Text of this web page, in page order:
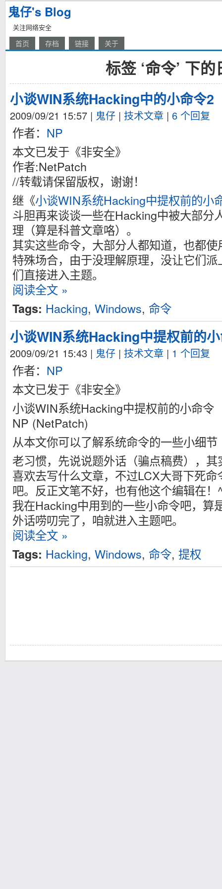
鬼仔's Blog
关注网络安全
首页 存档 链接 关于
标签 ‘命令’ 下的
小谈WIN系统Hacking中的小命令2
2009/09/21 15:57 | 鬼仔 | 技术文章 | 6 个回复
作者： NP
本文已发于《非安全》
作者:NetPatch
//转载请保留版权，谢谢！
继《小谈WIN系统Hacking中提权前的小
斗胆再来谈谈一些在Hacking中被大部分
理（算是科普文章咯）。
其实这些命令，大部分人都知道，也都
特殊场合，由于没理解原理，没让它们
们直接进入主题。
阅读全文 »
Tags: Hacking, Windows, 命令
小谈WIN系统Hacking中提权前的
2009/09/21 15:43 | 鬼仔 | 技术文章 | 1 个回复
作者： NP
本文已发于《非安全》
小谈WIN系统Hacking中提权前的小命令
NP (NetPatch)
从本文你可以了解系统命令的一些小细节
老习惯，先说说题外话（骗点稿费），
喜欢去写什么文章，不过LCX大哥下死
吧。反正文笔不好，也有他这个编辑在
我在Hacking中用到的一些小命令吧，算
外话唠叨完了，咱就进入主题吧。
阅读全文 »
Tags: Hacking, Windows, 命令, 提权